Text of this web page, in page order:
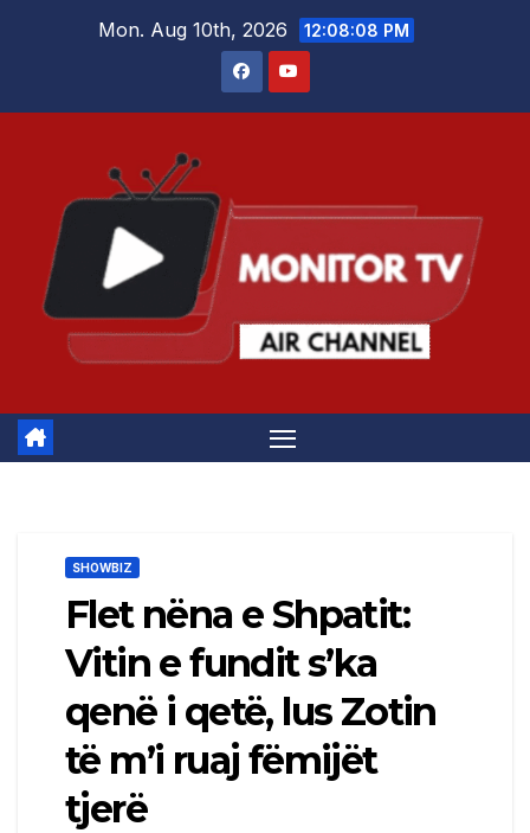
Mon. Aug 10th, 2026 12:08:09 PM
SHOWBIZ
Flet nëna e Shpatit:
Vitin e fundit s’ka
qenë i qetë, lus Zotin
të m’i ruaj fëmijët
tjerë